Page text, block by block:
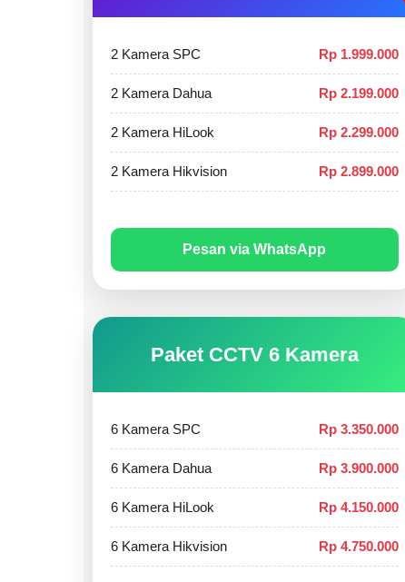
2 Kamera SPC Rp 1.999.000
2 Kamera Dahua Rp 2.199.000
2 Kamera HiLook Rp 2.299.000
2 Kamera Hikvision Rp 2.899.000
Pesan via WhatsApp
Paket CCTV 6 Kamera
6 Kamera SPC Rp 3.350.000
6 Kamera Dahua Rp 3.900.000
6 Kamera HiLook Rp 4.150.000
6 Kamera Hikvision Rp 4.750.000